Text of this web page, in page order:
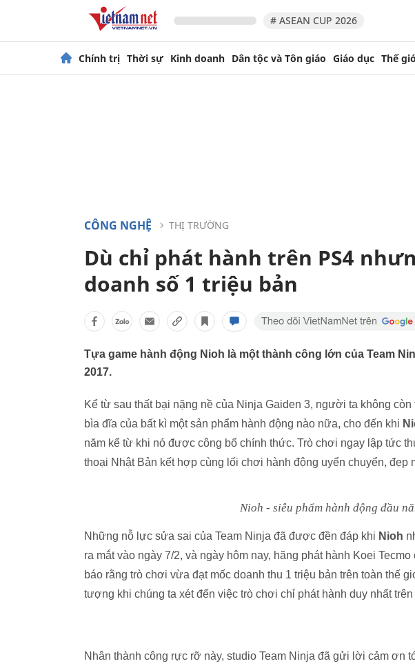
# ASEAN CUP 2026
Chính trị Thời sự Kinh doanh Dân tộc và Tôn giáo Giáo dục Thế
CÔNG NGHỆ THỊ TRƯỜNG
Dù chỉ phát hành trên PS4
doanh số 1 triệu bản
Tựa game hành động Nioh là một thành công lớn của Team
2017.
Kể từ sau thất bại nặng nề của Ninja Gaiden 3, người ta không
bìa đĩa của bất kì một sản phẩm hành động nào nữa, cho đến khi
năm kể từ khi nó được công bố chính thức. Trò chơi ngay lập tức
thoại Nhật Bản kết hợp cùng lối chơi hành động uyển chuyển, đẹp
Nioh - siêu phẩm hành động đầu
Những nỗ lực sửa sai của Team Ninja đã được đền đáp khi Nioh
ra mắt vào ngày 7/2, và ngày hôm nay, hãng phát hành Koei
báo rằng trò chơi vừa đạt mốc doanh thu 1 triệu bản trên toàn thế
tượng khi chúng ta xét đến việc trò chơi chỉ phát hành duy nhất
Nhân thành công rực rỡ này, studio Team Ninja đã gửi lời cảm ơn